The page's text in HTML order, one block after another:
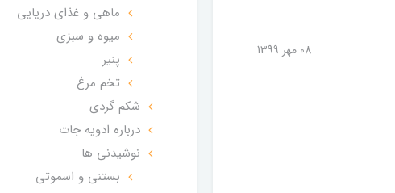
08 مهر 1399
ماهی و غذای دریایی
میوه و سبزی
پنیر
تخم مرغ
شکم گردی
درباره ادویه جات
نوشیدنی ها
بستنی و اسموتی